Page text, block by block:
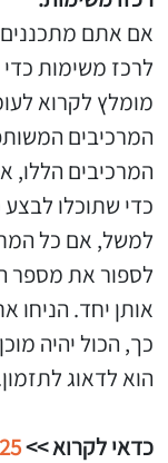
אם אתם
לרכז משימות
מומלץ לקרוא
המרכיבים
המרכיבים הללו,
כדי שתוכלו
למשל, אם כל
לספור את מספר
אותן יחד.
כך, הכול יהיה
הוא לדאוג
כדאי לקרוא >>25 טיפים לאנשים שאוהבים לבשל